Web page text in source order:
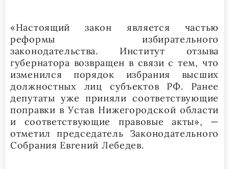
«Настоящий закон является частью
реформы избирательного
законодательства. Институт отзыва
губернатора возвращен в связи с тем, что
изменился порядок избрания высших
должностных лиц субъектов РФ. Ранее
депутаты уже приняли соответствующие
поправки в Устав Нижегородской области
и соответствующие правовые акты», —
отметил председатель Законодательного
Собрания Евгений Лебедев.